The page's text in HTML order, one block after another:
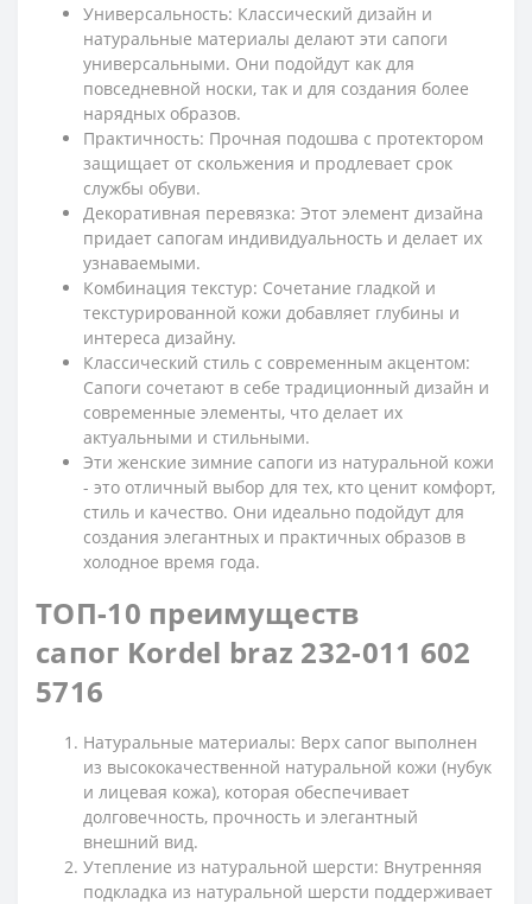
Универсальность: Классический дизайн и
натуральные материалы делают эти сапоги
универсальными. Они подойдут как для
повседневной носки, так и для создания более
нарядных образов.
Практичность: Прочная подошва с протектором
защищает от скольжения и продлевает срок
службы обуви.
Декоративная перевязка: Этот элемент дизайна
придает сапогам индивидуальность и делает их
узнаваемыми.
Комбинация текстур: Сочетание гладкой и
текстурированной кожи добавляет глубины и
интереса дизайну.
Классический стиль с современным акцентом:
Сапоги сочетают в себе традиционный дизайн и
современные элементы, что делает их
актуальными и стильными.
Эти женские зимние сапоги из натуральной кожи
- это отличный выбор для тех, кто ценит комфорт,
стиль и качество. Они идеально подойдут для
создания элегантных и практичных образов в
холодное время года.
ТОП-10 преимуществ
сапог Kordel braz 232-011 602
5716
Натуральные материалы: Верх сапог выполнен
из высококачественной натуральной кожи (нубук
и лицевая кожа), которая обеспечивает
долговечность, прочность и элегантный
внешний вид.
Утепление из натуральной шерсти: Внутренняя
подкладка из натуральной шерсти поддерживает